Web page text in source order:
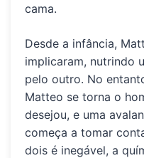
cama.
Desde a infância,
implicaram, nutrindo
pelo outro. No
Matteo se torna o
desejou, e uma
começa a tomar
dois é inegável, a